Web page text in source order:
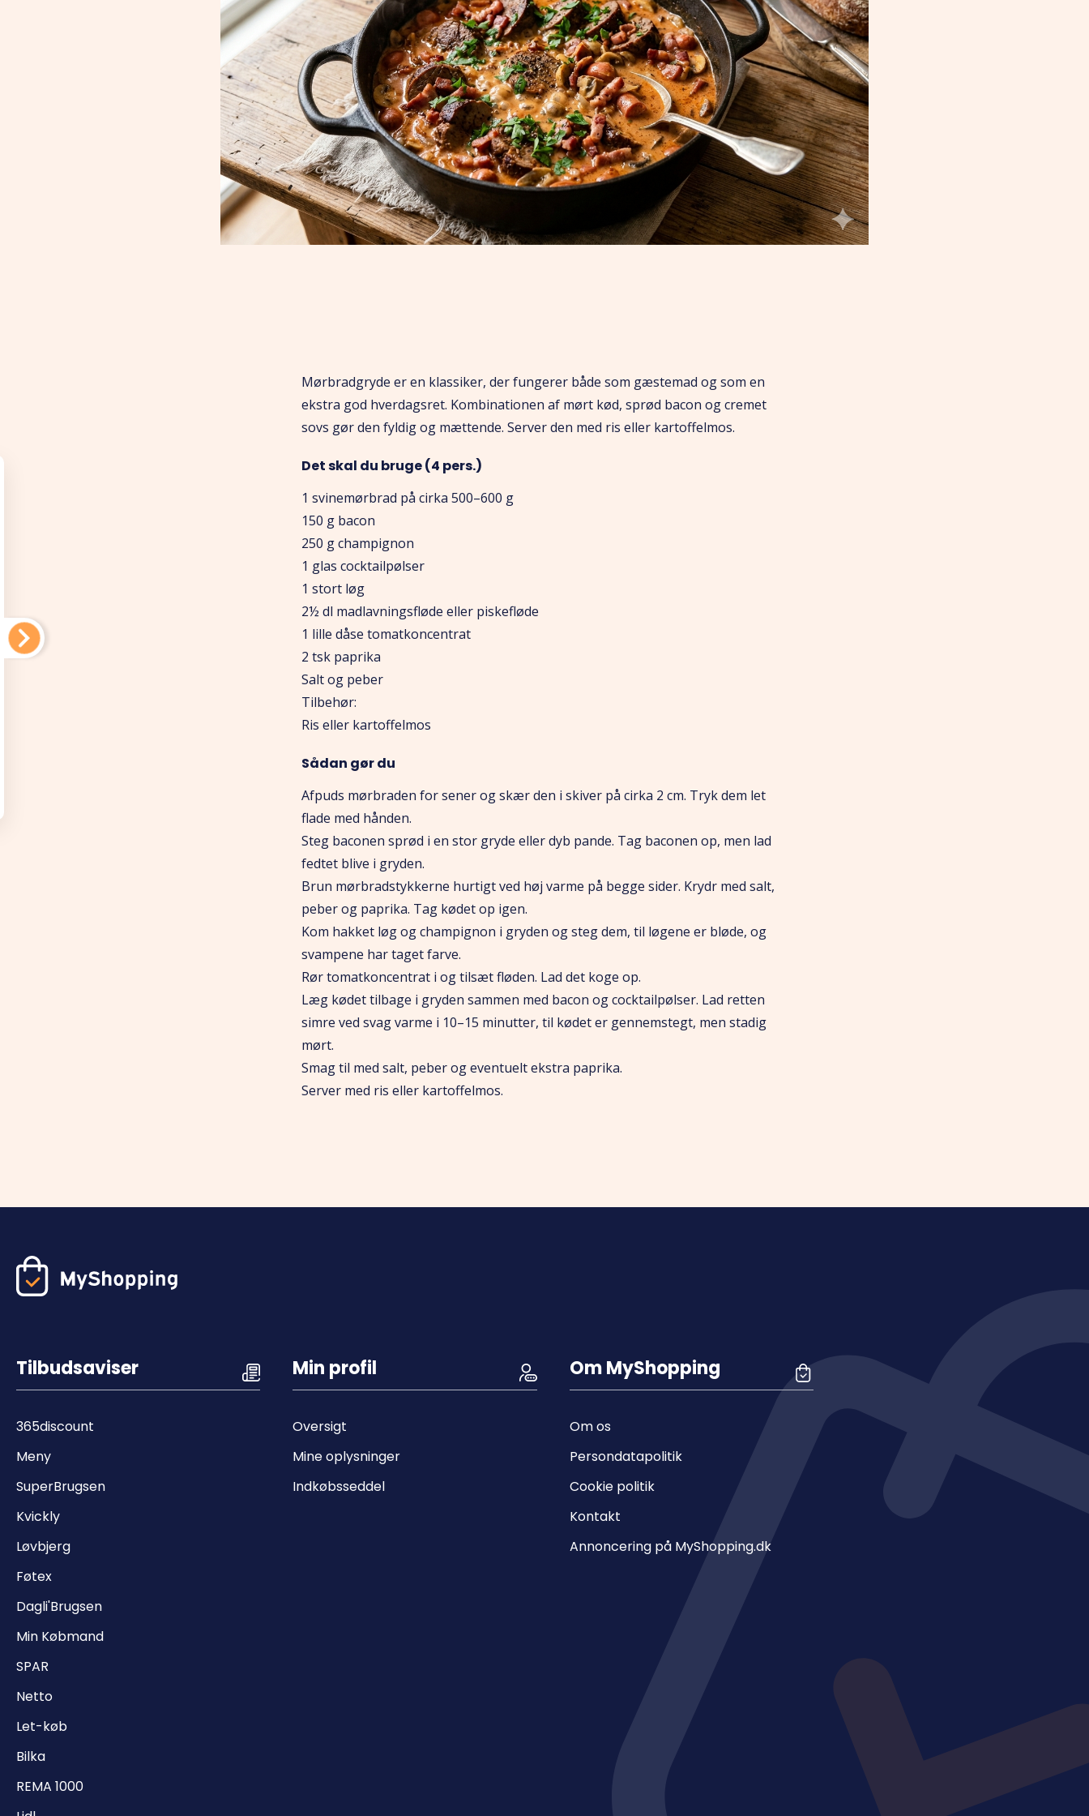
Mørbradgryde er en klassiker, der fungerer både som gæstemad og som en
ekstra god hverdagsret. Kombinationen af mørt kød, sprød bacon og cremet
sovs gør den fyldig og mættende. Server den med ris eller kartoffelmos.
Det skal du bruge (4 pers.)
1 svinemørbrad på cirka 500–600 g
150 g bacon
250 g champignon
1 glas cocktailpølser
1 stort løg
2½ dl madlavningsfløde eller piskefløde
1 lille dåse tomatkoncentrat
2 tsk paprika
Salt og peber
Tilbehør:
Ris eller kartoffelmos
Sådan gør du
Afpuds mørbraden for sener og skær den i skiver på cirka 2 cm. Tryk dem let
flade med hånden.
Steg baconen sprød i en stor gryde eller dyb pande. Tag baconen op, men lad
fedtet blive i gryden.
Brun mørbradstykkerne hurtigt ved høj varme på begge sider. Krydr med salt,
peber og paprika. Tag kødet op igen.
Kom hakket løg og champignon i gryden og steg dem, til løgene er bløde, og
svampene har taget farve.
Rør tomatkoncentrat i og tilsæt fløden. Lad det koge op.
Læg kødet tilbage i gryden sammen med bacon og cocktailpølser. Lad retten
simre ved svag varme i 10–15 minutter, til kødet er gennemstegt, men stadig
mørt.
Smag til med salt, peber og eventuelt ekstra paprika.
Server med ris eller kartoffelmos.
Tilbudsaviser
365discount
Meny
SuperBrugsen
Kvickly
Løvbjerg
Føtex
Dagli'Brugsen
Min Købmand
SPAR
Netto
Let-køb
Bilka
REMA 1000
Min profil
Oversigt
Mine oplysninger
Indkøbsseddel
Om MyShopping
Om os
Persondatapolitik
Cookie politik
Kontakt
Annoncering på MyShopping.dk